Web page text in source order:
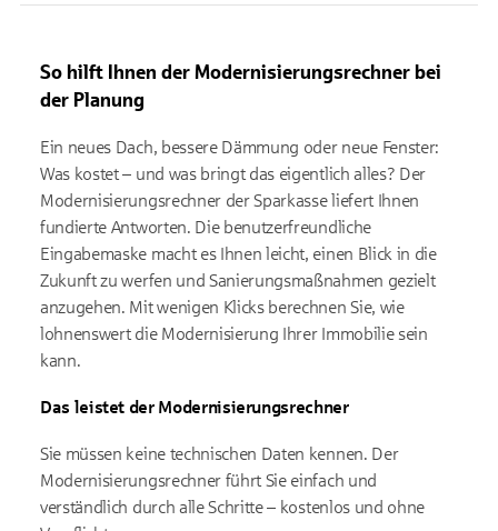
So hilft Ihnen der Modernisierungsrechner bei
der Planung
Ein neues Dach, bessere Dämmung oder neue Fenster:
Was kostet – und was bringt das eigentlich alles? Der
Modernisierungsrechner der Sparkasse liefert Ihnen
fundierte Antworten. Die benutzerfreundliche
Eingabemaske macht es Ihnen leicht, einen Blick in die
Zukunft zu werfen und Sanierungsmaßnahmen gezielt
anzugehen. Mit wenigen Klicks berechnen Sie, wie
lohnenswert die Modernisierung Ihrer Immobilie sein
kann.
Das leistet der Modernisierungsrechner
Sie müssen keine technischen Daten kennen. Der
Modernisierungsrechner führt Sie einfach und
verständlich durch alle Schritte – kostenlos und ohne